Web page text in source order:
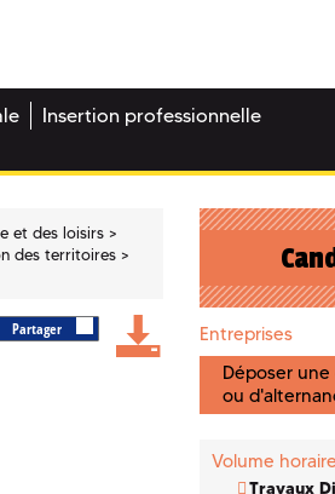
Insertion professionnelle
et des loisirs
des territoires
Partager
Entreprises
Déposer
ou
Volume horaire
Travaux